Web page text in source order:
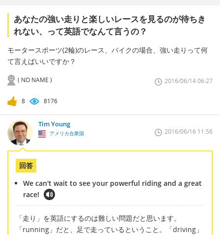
あなたの強い走りと楽しいレースを見るのが待ちき
れない、って英語でなんて言うの？
モータースポーツ(2輪)のレース、バイクの場合、強い走りって何
て言えばいいですか？
( NO NAME ) 2016/06/14 06:27
8 8176
Tim Young
アメリカ合衆国 2016/06/16 11:56
回答
We can't wait to see your powerful riding and a great
race!
「走り」を英語にするのは難しい問題だと思います。
「running」だと、足で走っているということ。「driving」